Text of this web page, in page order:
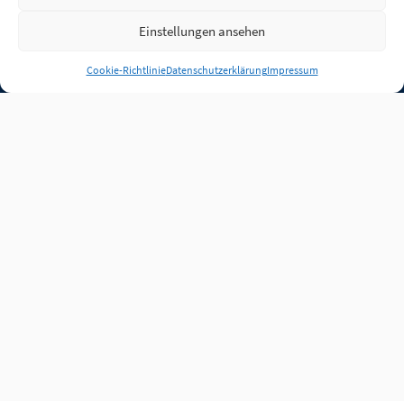
Einstellungen ansehen
Cookie-RichtlinieDatenschutzerklärungImpressum
Anmelden
Jobs Partner FAQ Quellen